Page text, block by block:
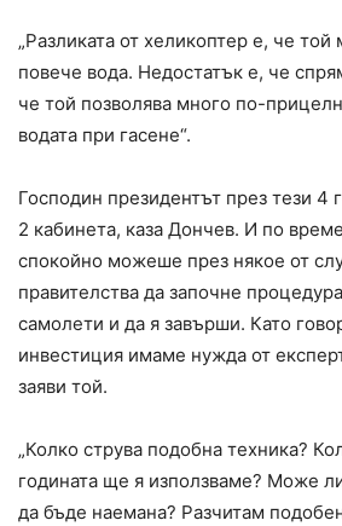
„Разликата от хеликоптер е, че
повече вода. Недостатък е, че
че той позволява много по-
водата при гасене“.
Господин президентът през тези 4
2 кабинета, каза Дончев. И по
спокойно можеше през някое от
правителства да започне
самолети и да я завърши. Като
инвестиция имаме нужда от
заяви той.
„Колко струва подобна техника?
годината ще я използваме? Може
да бъде наемана? Разчитам